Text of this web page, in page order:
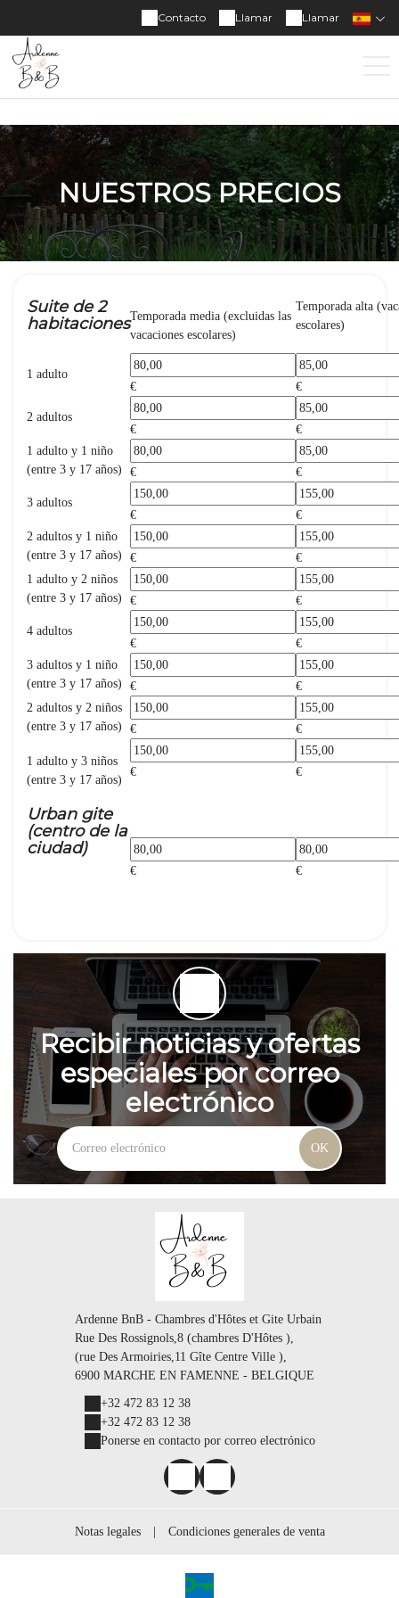
Llamar
Llamar
Contacto
NUESTROS PRECIOS
Suite de 2
habitacionesTemporada media (excluidas las
vacaciones escolares)
Temporada alta
escolares)
1 adulto
€
€
2 adultos
€
€
1 adulto y 1 niño
(entre 3 y 17 años)
€ €
3 adultos
€
€
2 adultos y 1 niño
(entre 3 y 17 años)
€
€
1 adulto y 2 niños
(entre 3 y 17 años)
€ €
4 adultos
€
€
3 adultos y 1 niño
(entre 3 y 17 años)
€
€
2 adultos y 2 niños
(entre 3 y 17 años)
€ €
1 adulto y 3 niños
(entre 3 y 17 años)
Urban gite
(centro de la
ciudad)
€
€
€
€
Recibir noticias y ofertas
especiales por correo
electrónico
OK
Ardenne BnB - Chambres d'Hôtes et Gite Urbain
Rue Des Rossignols,8 (chambres D'Hôtes ),
(rue Des Armoiries,11 Gîte Centre Ville ),
6900 MARCHE EN FAMENNE - BELGIQUE
+32 472 83 12 38
+32 472 83 12 38
Ponerse en contacto por correo electrónico
Notas legales Condiciones generales de venta